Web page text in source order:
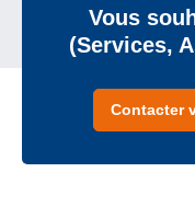
Vous
(Services,
Contacter